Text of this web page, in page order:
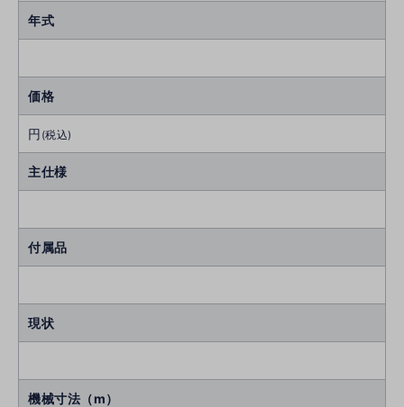
年式
価格
円 (税込)
主仕様
付属品
現状
機械寸法（m）